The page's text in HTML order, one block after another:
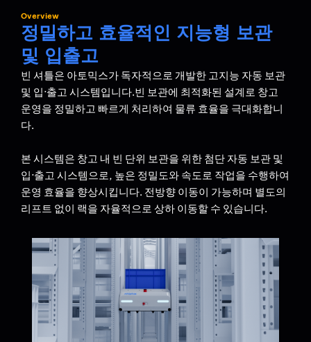
Overview
정밀하고 효율적인 지능형 보관
및 입출고
빈 셔틀은 아토믹스가 독자적으로 개발한 고지능 자동 보관
및 입·출고 시스템입니다.빈 보관에 최적화된 설계로 창고
운영을 정밀하고 빠르게 처리하여 물류 효율을 극대화합니
다.
본 시스템은 창고 내 빈 단위 보관을 위한 첨단 자동 보관 및
입·출고 시스템으로, 높은 정밀도와 속도로 작업을 수행하여
운영 효율을 향상시킵니다. 전방향 이동이 가능하며 별도의
리프트 없이 랙을 자율적으로 상하 이동할 수 있습니다.